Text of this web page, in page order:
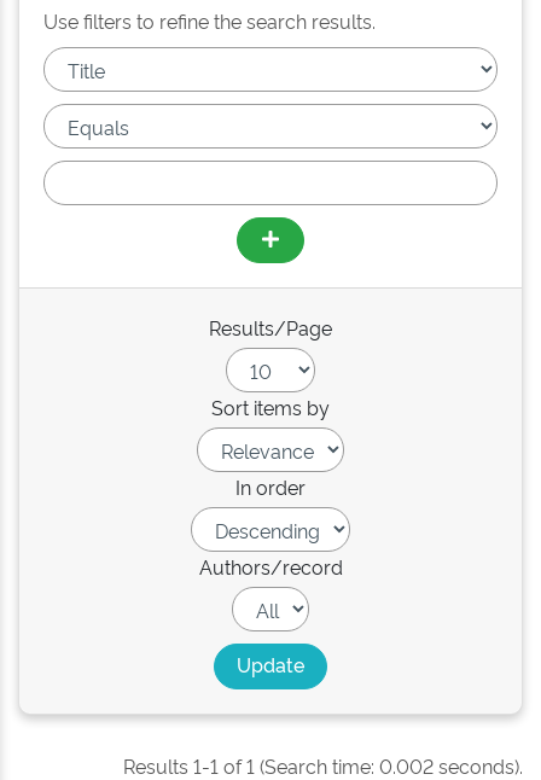
Use filters to refine the search results.
Results/Page
Sort items by
In order
Authors/record
Results 1-1 of 1 (Search time: 0.002 seconds).